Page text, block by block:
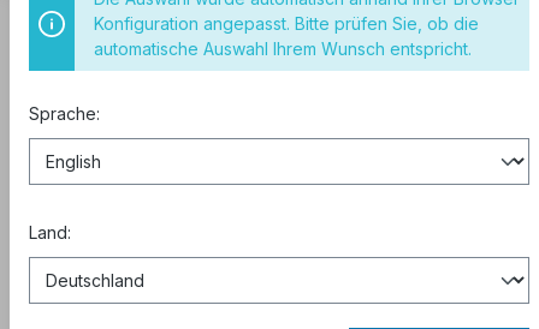
Aderendhülsen
Zwillingsaderendhülsen
2x16mm²/14mm isoliert 100 Stück
Konfiguration angepasst. Bitte prüfen Sie, ob die
automatische Auswahl Ihrem Wunsch entspricht.
Sprache:
Land: